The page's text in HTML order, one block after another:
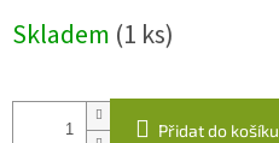
cena:
Skladem (1 ks)
Přidat do košíku